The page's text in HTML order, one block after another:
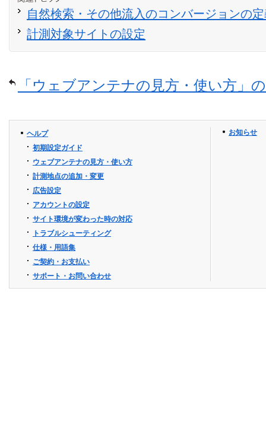
自然検索・その他流入のコンバージョンの
計測対象サイトの設定
「ウェブアンテナの見方・使い方」
ヘルプ
初期設定ガイド
ウェブアンテナの見方・使い方
計測地点の追加・変更
広告設定
アカウントの設定
サイト環境が変わった時の対応
トラブルシューティング
仕様・用語集
ご契約・お支払い
サポート・お問い合わせ
お知らせ